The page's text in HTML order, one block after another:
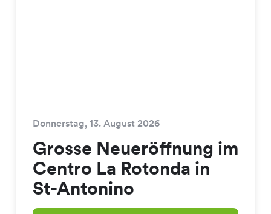
Donnerstag, 13. August 2026
Grosse Neueröffnung im
Centro La Rotonda in
St-Antonino